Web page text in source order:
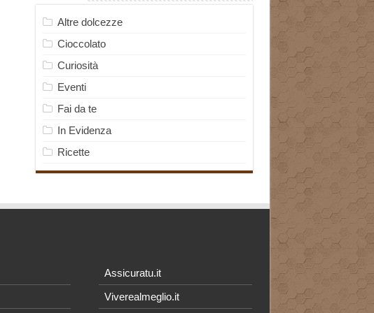
Altre dolcezze
Cioccolato
Curiosità
Eventi
Fai da te
In Evidenza
Ricette
Assicuratu.it
Viverealmeglio.it